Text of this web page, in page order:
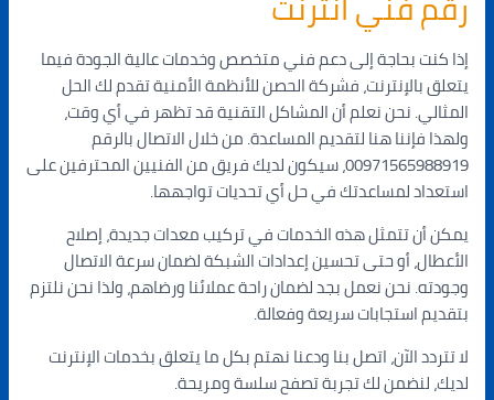
إذا كنت بحاجة إلى دعم فني متخصص وخدمات عالية الجودة فيما
يتعلق بالإنترنت، فشركة الحصن للأنظمة الأمنية تقدم لك الحل
المثالي. نحن نعلم أن المشاكل التقنية قد تظهر في أي وقت،
ولهذا فإننا هنا لتقديم المساعدة. من خلال الاتصال بالرقم
00971565988919، سيكون لديك فريق من الفنيين المحترفين على
استعداد لمساعدتك في حل أي تحديات تواجهها.
يمكن أن تتمثل هذه الخدمات في تركيب معدات جديدة، إصلاح
الأعطال، أو حتى تحسين إعدادات الشبكة لضمان سرعة الاتصال
وجودته. نحن نعمل بجد لضمان راحة عملائنا ورضاهم، ولذا نحن نلتزم
بتقديم استجابات سريعة وفعالة.
لا تتردد الآن، اتصل بنا ودعنا نهتم بكل ما يتعلق بخدمات الإنترنت
لديك، لنضمن لك تجربة تصفح سلسة ومريحة.